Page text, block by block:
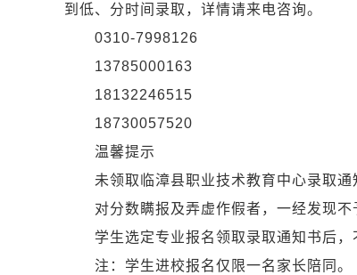
到低、分时间录取，详情请来电咨询。
0310-7998126
13785000163
18132246515
18730057520
温馨提示
未领取临漳县职业技术教育中心录取通
对分数瞒报及弄虚作假者，一经发现不
学生选定专业报名领取录取通知书后，
注：学生进校报名仅限一名家长陪同。